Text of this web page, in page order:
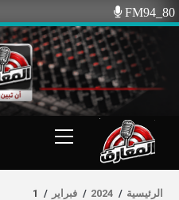
Skip
to
content
FM94_80
Menu
الرئيسية 2024 فبراير 1